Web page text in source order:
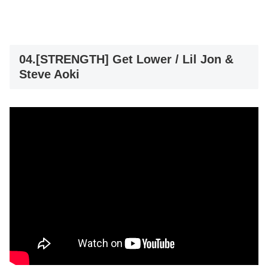
04.[STRENGTH] Get Lower / Lil Jon &
Steve Aoki